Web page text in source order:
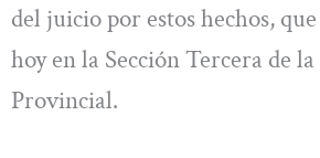
del juicio por estos hechos,
hoy en la Sección Tercera de
Provincial.